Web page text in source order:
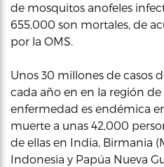
de mosquitos anofeles
655,000 son mortales, de
por la OMS.
Unos 30 millones de casos
cada año en en la región
enfermedad es endémica
muerte a unas 42,000
de ellas en India, Birmania
Indonesia y Papúa Nueva